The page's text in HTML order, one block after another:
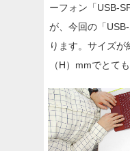
ーフォン「USB-
が、今回の「
ります。サイズ
（H）mmでとて